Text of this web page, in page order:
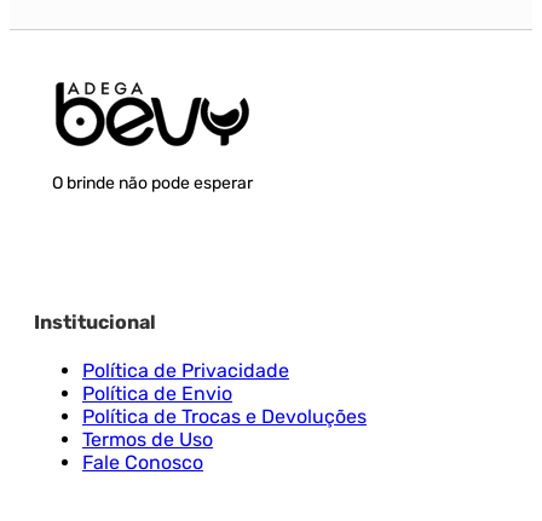
O brinde não pode esperar
Institucional
Política de Privacidade
Política de Envio
Política de Trocas e Devoluções
Termos de Uso
Fale Conosco